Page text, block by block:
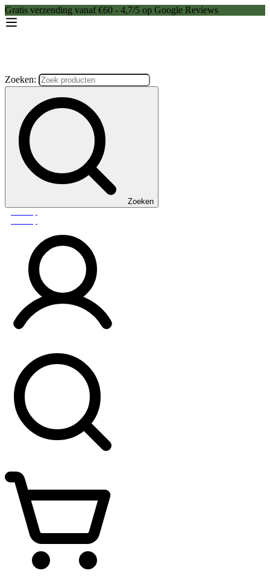
Gratis verzending vanaf €60 - 4,7/5 op Google Reviews
Zoeken:
Zoeken